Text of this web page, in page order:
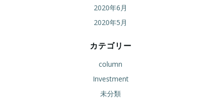
2020年6月
2020年5月
カテゴリー
column
Investment
未分類